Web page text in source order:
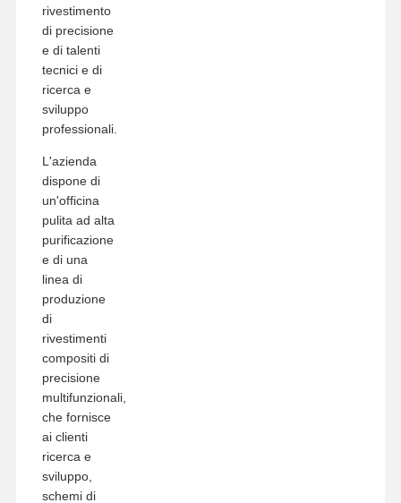
rivestimento
di precisione
e di talenti
tecnici e di
ricerca e
sviluppo
professionali.
L'azienda
dispone di
un'officina
pulita ad alta
purificazione
e di una
linea di
produzione
di
rivestimenti
compositi di
precisione
multifunzionali,
che fornisce
ai clienti
ricerca e
sviluppo,
schemi di